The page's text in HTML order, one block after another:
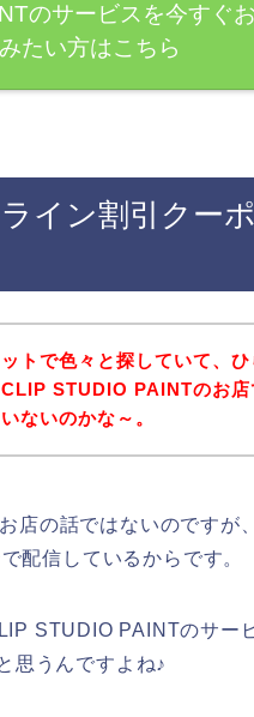
のサービスを今すぐ
たい方はこちら
イン割引クー
トで色々と探していて、
STUDIO PAINTのお店
ないのかな～。
店の話ではないのですが
配信しているからです。
STUDIO PAINTのサー
思うんですよね♪